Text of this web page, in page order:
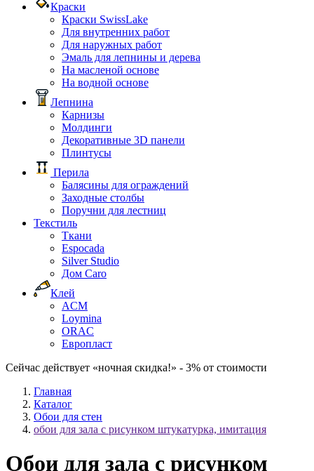
Краски
Краски SwissLake
Для внутренних работ
Для наружных работ
Эмаль для лепнины и дерева
На масленой основе
На водной основе
Лепнина
Карнизы
Молдинги
Декоративные 3D панели
Плинтусы
Перила
Балясины для ограждений
Заходные столбы
Поручни для лестниц
Текстиль
Ткани
Espocada
Silver Studio
Дом Caro
Клей
ACM
Loymina
ORAC
Европласт
Сейчас действует «ночная скидка!» - 3% от стоимости
Главная
Каталог
Обои для стен
обои для зала с рисунком штукатурка, имитация
Обои для зала с рисунком